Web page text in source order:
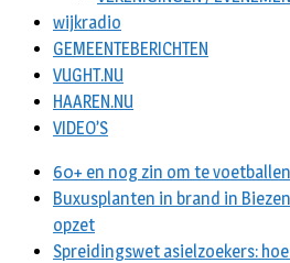
wijkradio
GEMEENTEBERICHTEN
VUGHT.NU
HAAREN.NU
VIDEO’S
60+ en nog zin om te
Buxusplanten in brand in
opzet
Spreidingswet asielzoekers: